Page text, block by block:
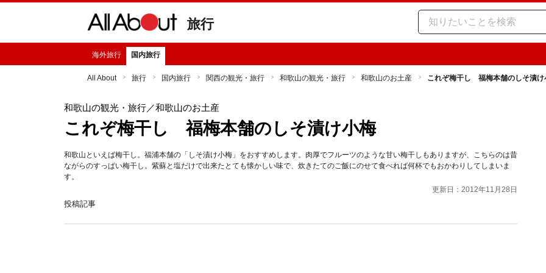
旅行
海外旅行 国内旅行
All About 旅行 国内旅行 関西の観光・旅行 和歌山の観光・旅行 和歌山のお土産 これぞ梅干し 福梅本舗のしそ漬け
和歌山の観光・旅行／和歌山のお土産
これぞ梅干し 福梅本舗のしそ漬け小梅
和歌山といえば梅干し。福浦本舗の「しそ漬け小梅」をおすすめします。肉厚でフルーツのような甘い梅干しもありますが、こちらのは昔
ながらのすっぱい梅干し。紫蘇と塩だけで出来たとても懐かしい味で、炊きたてのご飯にのせて食べれば何杯でもおかわりしてしまいま
す。
更新日：2012年11月28日
投稿記事